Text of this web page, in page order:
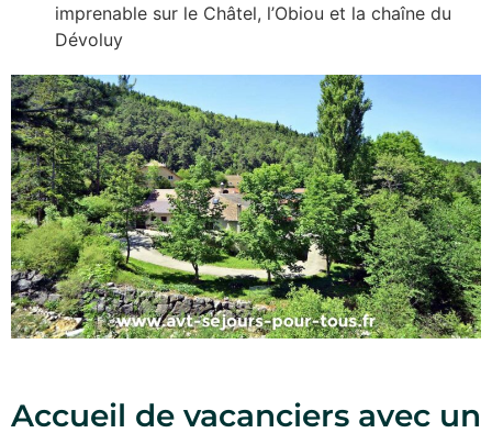
imprenable sur le Châtel, l’Obiou et la chaîne du
Dévoluy
Accueil de vacanciers avec un